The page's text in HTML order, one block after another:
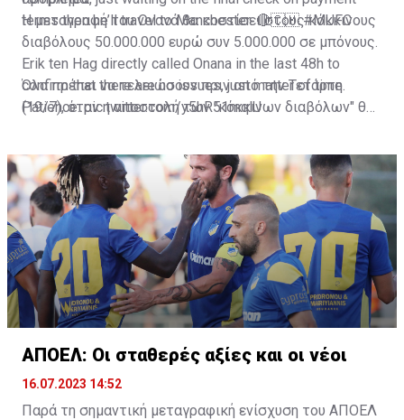
terms then he’ll travel to Manchester. 🔴🇨🇲#MUFC
Erik ten Hag directly called Onana in the last 48h to
confirm that there are no issues, just matter of time.
Patience.pic.twitter.com/y5hR51mqlU
Η μεταγραφή του Ονανά θα κοστίσει στους κόκκινους
διαβόλους 50.000.000 ευρώ συν 5.000.000 σε μπόνους.
Όλα πρέπει να τελειώσουν πριν από την Τετάρτη
(19/7), όταν η αποστολή των "κόκκινων διαβόλων" θα
ΑΠΟΕΛ: Οι σταθερές αξίες και οι νέοι
16.07.2023 14:52
Παρά τη σημαντική μεταγραφική ενίσχυση του ΑΠΟΕΛ